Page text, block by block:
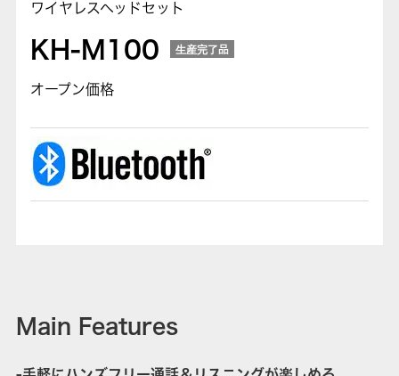
ワイヤレスヘッドセット
KH-M100 生産完了品
オープン価格
Main Features